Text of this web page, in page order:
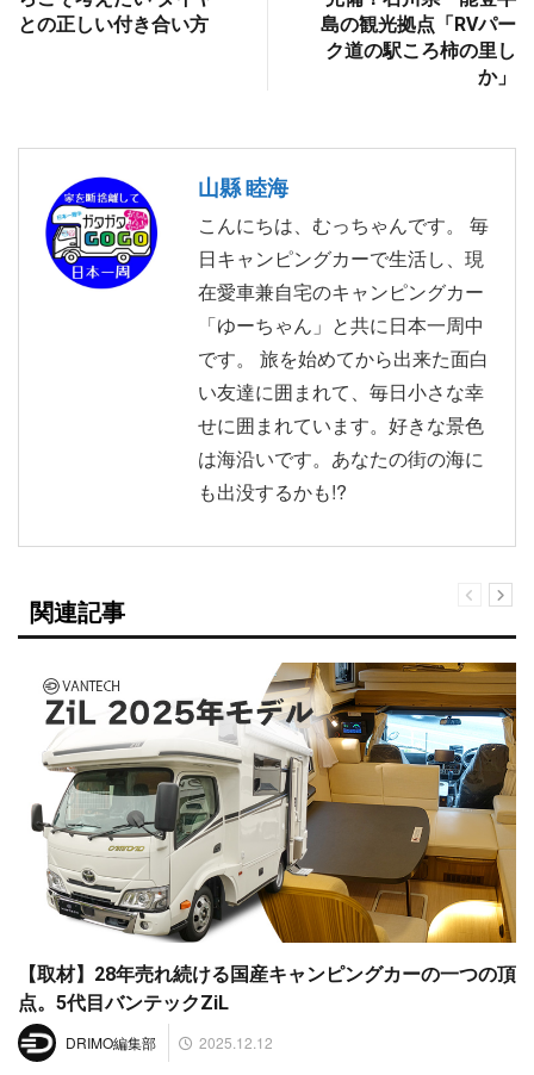
との正しい付き合い方
島の観光拠点「RVパー
ク道の駅ころ柿の里し
か」
山縣 睦海
こんにちは、むっちゃんです。 毎
日キャンピングカーで生活し、現
在愛車兼自宅のキャンピングカー
「ゆーちゃん」と共に日本一周中
です。 旅を始めてから出来た面白
い友達に囲まれて、毎日小さな幸
せに囲まれています。好きな景色
は海沿いです。あなたの街の海に
も出没するかも!?
関連記事
【取材】28年売れ続ける国産キャンピングカーの一つの頂
点。5代目バンテックZiL
DRIMO編集部 2025.12.12